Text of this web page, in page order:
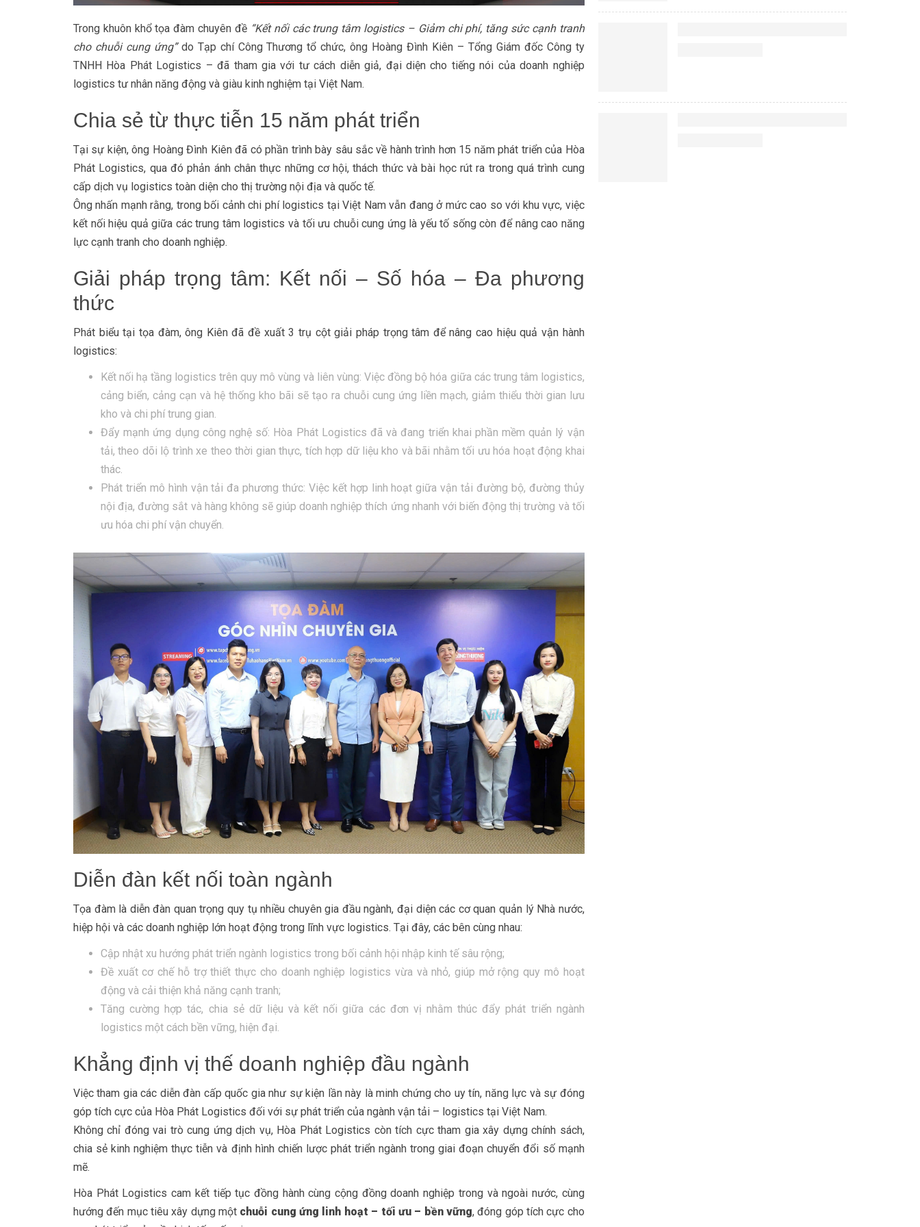
Trong khuôn khổ tọa đàm chuyên đề “Kết nối các trung tâm logistics – Giảm chi phí, tăng sức cạnh tranh
cho chuỗi cung ứng”do Tạp chí Công Thương tổ chức, ông Hoàng Đình Kiên – Tổng Giám đốc Công ty
TNHH Hòa Phát Logistics – đã tham gia với tư cách diễn giả, đại diện cho tiếng nói của doanh nghiệp
logistics tư nhân năng động và giàu kinh nghiệm tại Việt Nam.
Chia sẻ từ thực tiễn 15 năm phát triển
Tại sự kiện, ông Hoàng Đình Kiên đã có phần trình bày sâu sắc về hành trình hơn 15 năm phát triển của Hòa
Phát Logistics, qua đó phản ánh chân thực những cơ hội, thách thức và bài học rút ra trong quá trình cung
cấp dịch vụ logistics toàn diện cho thị trường nội địa và quốc tế.
Ông nhấn mạnh rằng, trong bối cảnh chi phí logistics tại Việt Nam vẫn đang ở mức cao so với khu vực, việc
kết nối hiệu quả giữa các trung tâm logistics và tối ưu chuỗi cung ứng là yếu tố sống còn để nâng cao năng
lực cạnh tranh cho doanh nghiệp.
Giải pháp trọng tâm: Kết nối – Số hóa – Đa phương
thức
Phát biểu tại tọa đàm, ông Kiên đã đề xuất 3 trụ cột giải pháp trọng tâm để nâng cao hiệu quả vận hành
logistics:
Kết nối hạ tầng logistics trên quy mô vùng và liên vùng: Việc đồng bộ hóa giữa các trung tâm logistics,
cảng biển, cảng cạn và hệ thống kho bãi sẽ tạo ra chuỗi cung ứng liền mạch, giảm thiểu thời gian lưu
kho và chi phí trung gian.
Đẩy mạnh ứng dụng công nghệ số: Hòa Phát Logistics đã và đang triển khai phần mềm quản lý vận
tải, theo dõi lộ trình xe theo thời gian thực, tích hợp dữ liệu kho và bãi nhằm tối ưu hóa hoạt động khai
thác.
Phát triển mô hình vận tải đa phương thức: Việc kết hợp linh hoạt giữa vận tải đường bộ, đường thủy
nội địa, đường sắt và hàng không sẽ giúp doanh nghiệp thích ứng nhanh với biến động thị trường và tối
ưu hóa chi phí vận chuyển.
Diễn đàn kết nối toàn ngành
Tọa đàm là diễn đàn quan trọng quy tụ nhiều chuyên gia đầu ngành, đại diện các cơ quan quản lý Nhà nước,
hiệp hội và các doanh nghiệp lớn hoạt động trong lĩnh vực logistics. Tại đây, các bên cùng nhau:
Cập nhật xu hướng phát triển ngành logistics trong bối cảnh hội nhập kinh tế sâu rộng;
Đề xuất cơ chế hỗ trợ thiết thực cho doanh nghiệp logistics vừa và nhỏ, giúp mở rộng quy mô hoạt
động và cải thiện khả năng cạnh tranh;
Tăng cường hợp tác, chia sẻ dữ liệu và kết nối giữa các đơn vị nhằm thúc đẩy phát triển ngành
logistics một cách bền vững, hiện đại.
Khẳng định vị thế doanh nghiệp đầu ngành
Việc tham gia các diễn đàn cấp quốc gia như sự kiện lần này là minh chứng cho uy tín, năng lực và sự đóng
góp tích cực của Hòa Phát Logistics đối với sự phát triển của ngành vận tải – logistics tại Việt Nam.
Không chỉ đóng vai trò cung ứng dịch vụ, Hòa Phát Logistics còn tích cực tham gia xây dựng chính sách,
chia sẻ kinh nghiệm thực tiễn và định hình chiến lược phát triển ngành trong giai đoạn chuyển đổi số mạnh
mẽ.
Hòa Phát Logistics cam kết tiếp tục đồng hành cùng cộng đồng doanh nghiệp trong và ngoài nước, cùng
hướng đến mục tiêu xây dựng một chuỗi cung ứng linh hoạt – tối ưu – bền vững, đóng góp tích cực cho